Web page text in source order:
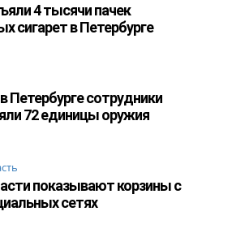
4 тысячи пачек
сигарет в Петербурге
Петербурге сотрудники
72 единицы оружия
показывают корзины с
сетях